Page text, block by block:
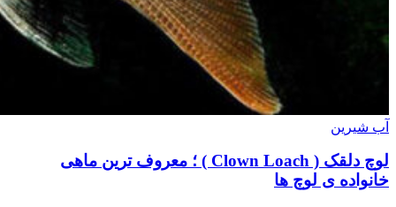
آب شیرین
لوچ دلقک ( Clown Loach ) ؛ معروف ترین ماهی
خانواده ی لوچ ها